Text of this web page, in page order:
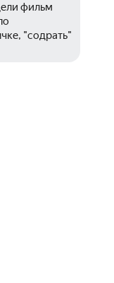
фильм
"содрать"